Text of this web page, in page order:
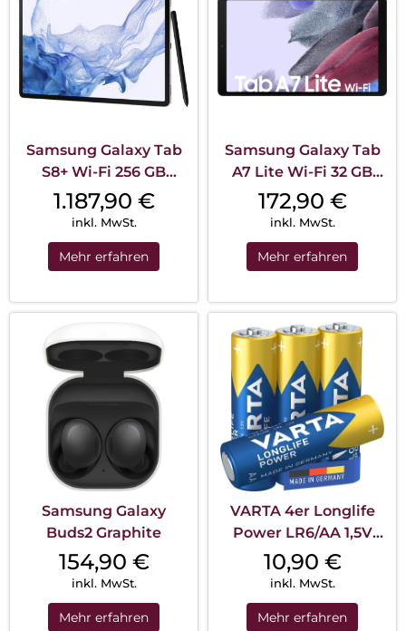
Samsung Galaxy Tab
S8+ Wi-Fi 256 GB
Silber
1.187,90 €
inkl. MwSt.
Mehr erfahren
Samsung Galaxy Tab
A7 Lite Wi-Fi 32 GB
Dark Grey
172,90 €
inkl. MwSt.
Mehr erfahren
Samsung Galaxy
Buds2 Graphite
154,90 €
inkl. MwSt.
Mehr erfahren
VARTA 4er Longlife
Power LR6/AA 1,5V
Blister Blau
10,90 €
inkl. MwSt.
Mehr erfahren